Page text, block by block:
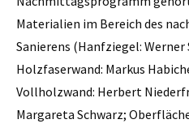
Materialien im Bereich des
Sanierens (Hanfziegel:
Holzfaserwand: Markus
Vollholzwand: Herbert
Margareta Schwarz;